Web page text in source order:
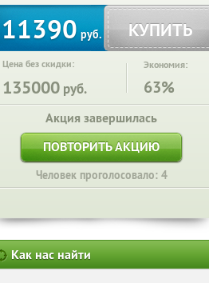
11390 руб. КУПИТЬ
Цена без скидки:
135000 руб.
Экономия:
63%
Акция завершилась
ПОВТОРИТЬ АКЦИЮ
Человек проголосовало: 4
Как нас найти